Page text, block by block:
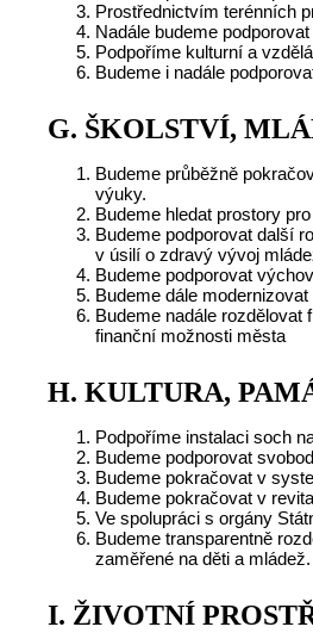
Prostřednictvím terénních
Nadále budeme
Podpoříme kulturní a
Budeme i nadále
G. ŠKOLSTVÍ,
Budeme průběžně
výuky.
Budeme hledat prostory
Budeme podporovat další
v úsilí o zdravý vývoj
Budeme podporovat
Budeme dále
Budeme nadále
finanční možnosti města
H. KULTURA,
Podpoříme instalaci soch
Budeme podporovat
Budeme pokračovat v
Budeme pokračovat v
Ve spolupráci s orgány
Budeme transparentně
zaměřené na děti a mládež.
I. ŽIVOTNÍ